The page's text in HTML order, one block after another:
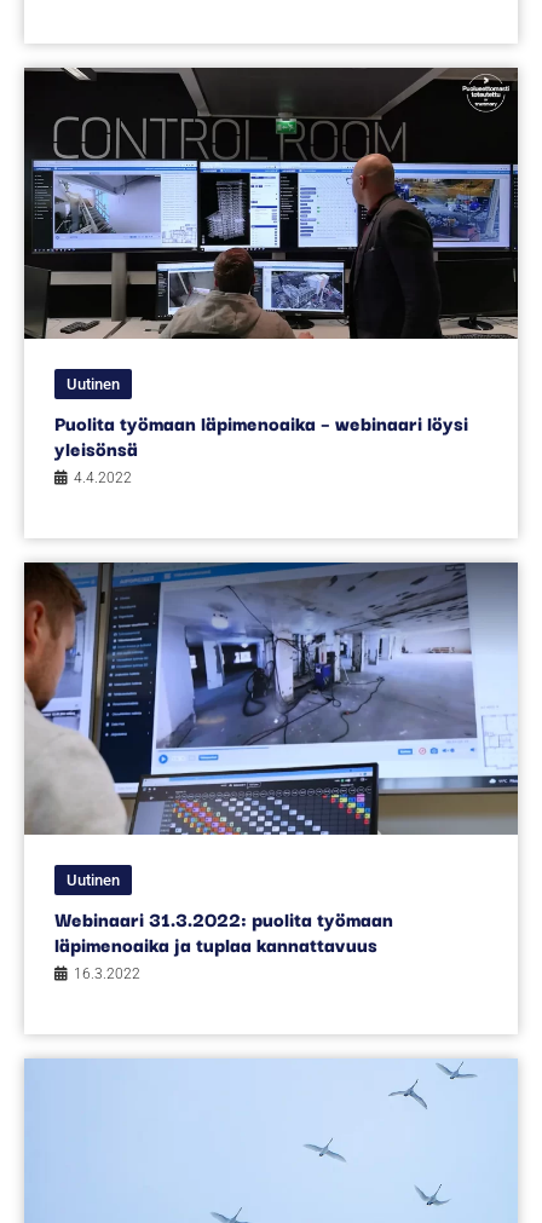
Uutinen
Puolita työmaan läpimenoaika – webinaari löysi
yleisönsä
4.4.2022
Uutinen
Webinaari 31.3.2022: puolita työmaan
läpimenoaika ja tuplaa kannattavuus
16.3.2022